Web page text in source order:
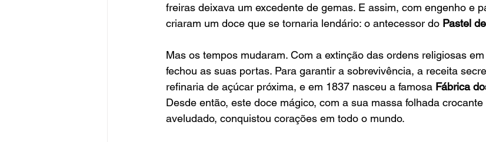
freiras deixava um excedente de gemas. E assim, com engenho e
criaram um doce que se tornaria lendário: o antecessor do Pastel
Mas os tempos mudaram. Com a extinção das ordens religiosas
fechou as suas portas. Para garantir a sobrevivência, a receita
refinaria de açúcar próxima, e em 1837 nasceu a famosa Fábrica
Desde então, este doce mágico, com a sua massa folhada
aveludado, conquistou corações em todo o mundo.